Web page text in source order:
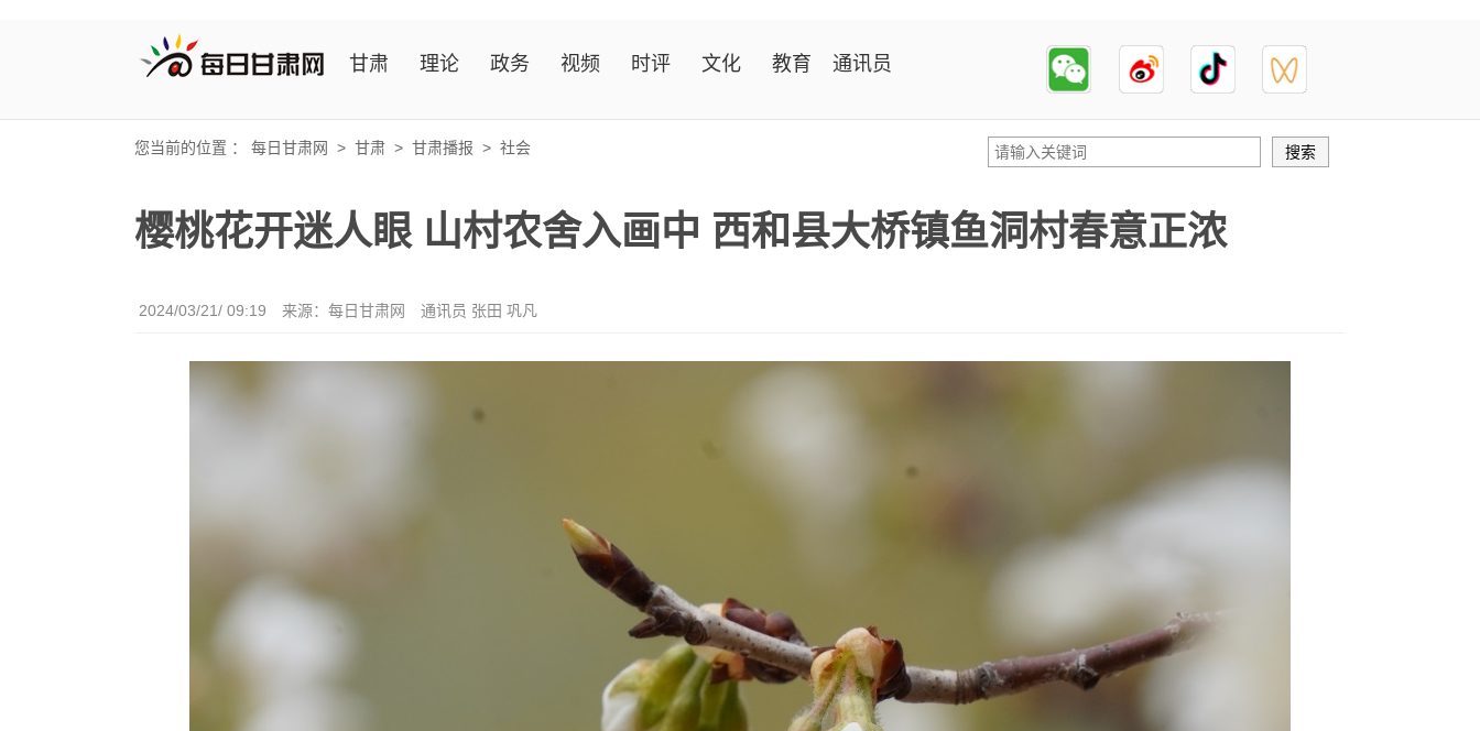
甘肃 理论 政务 视频 时评 文化 教育 通讯员
您当前的位置 ： 每日甘肃网 > 甘肃 > 甘肃播报 > 社会
樱桃花开迷人眼 山村农舍入画中 西和县大桥镇鱼洞村春意正浓
2024/03/21/ 09:19 来源： 每日甘肃网 通讯员 张田 巩凡